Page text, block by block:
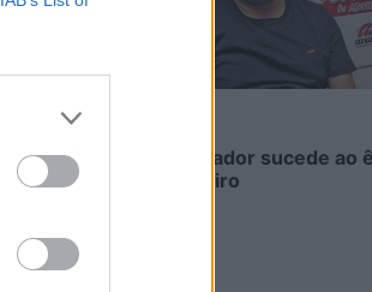
Sopa à lavrador sucede ao
da do vidreiro